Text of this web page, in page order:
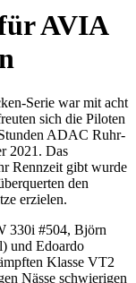
AVIA
Serie war mit acht
sich die Piloten
ADAC Ruhr-
2021. Das
Rennzeit gibt wurde
den
erzielen.
330i #504, Björn
und Edoardo
Klasse VT2
Nässe schwierigen